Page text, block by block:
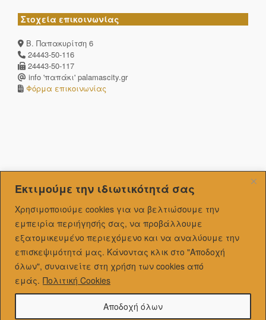
Εκτιμούμε την ιδιωτικότητά σας
Χρησιμοποιούμε cookies για να βελτιώσουμε την
εμπειρία περιήγησής σας, να προβάλλουμε
εξατομικευμένo περιεχόμενο και να αναλύουμε την
επισκεψιμότητά μας. Κάνοντας κλικ στο "Αποδοχή
όλων", συναινείτε στη χρήση των cookies από
εμάς. Πολιτική Cookies
Αποδοχή όλων
Στοχεία επικοινωνίας
Β. Παπακυρίτση 6
24443-50-116
24443-50-117
info 'παπάκι' palamascity.gr
Φόρμα επικοινωνίας